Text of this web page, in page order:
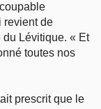
revient de
du Lévitique. « Et
toutes nos
prescrit que le